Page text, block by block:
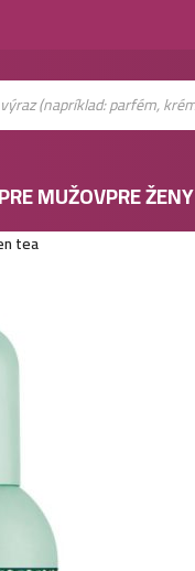
PRE MUŽOVPRE ŽENY
tea